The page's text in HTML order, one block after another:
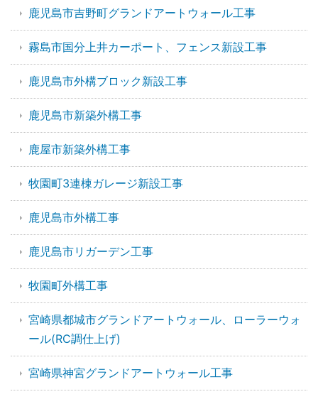
鹿児島市吉野町グランドアートウォール工事
霧島市国分上井カーポート、フェンス新設工事
鹿児島市外構ブロック新設工事
鹿児島市新築外構工事
鹿屋市新築外構工事
牧園町3連棟ガレージ新設工事
鹿児島市外構工事
鹿児島市リガーデン工事
牧園町外構工事
宮崎県都城市グランドアートウォール、ローラーウォ
ール(RC調仕上げ)
宮崎県神宮グランドアートウォール工事